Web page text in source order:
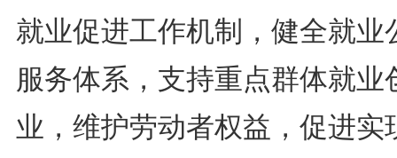
就业促进工作机制，健全就业
服务体系，支持重点群体就业
业，维护劳动者权益，促进实